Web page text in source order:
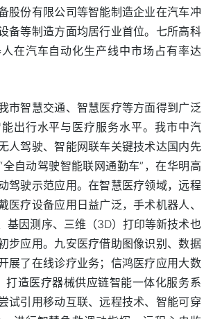
股份有限公司等智能制造企业在汽车冲
备等制造方面均居行业首位。七所高科
在汽车自动化生产线中市场占有率达
市智慧交通、智慧医疗等方面得到广泛
出行水平与医疗服务水平。我市中汽
人驾驶、智能网联车关键技术达国内先
自动驾驶智能联网通勤车”，在华明高
驾驶示范应用。在智慧医疗领域，远程
医疗设备应用日益广泛，手术机器人、
基因测序、三维（3D）打印等新技术也
步应用。九安医疗借助图像识别、数据
展了在线诊疗业务；信鸿医疗应用大数
打造医疗器械供应链智能一体化服务系
试引用移动互联、远程技术、智能可穿